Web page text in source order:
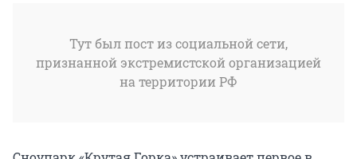
Тут был пост из социальной сети,
признанной экстремистской организацией
на территории РФ